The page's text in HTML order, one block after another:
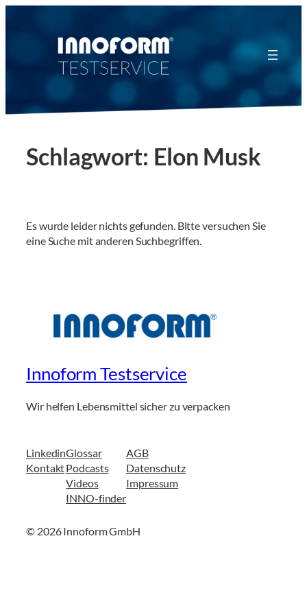
Schlagwort: Elon Musk
Es wurde leider nichts gefunden. Bitte versuchen Sie
eine Suche mit anderen Suchbegriffen.
Innoform Testservice
Wir helfen Lebensmittel sicher zu verpacken
Linkedin
Kontakt
Glossar
Podcasts
Videos
INNO-finder
AGB
Datenschutz
Impressum
© 2026 Innoform GmbH